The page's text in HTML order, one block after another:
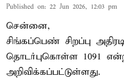
Published on: 22 Jun 2026, 12:03 pm
சென்னை,
சிங்கப்பெண் சிறப்பு
தொடர்புகொள்ள 1091
அறிவிக்கப்பட்டுள்ளது.